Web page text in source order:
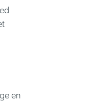
en